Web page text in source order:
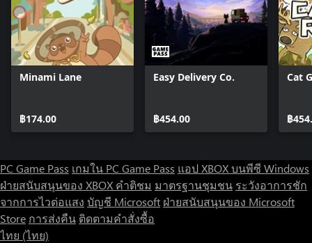
Minami Lane
฿174.00
Easy Delivery Co.
฿454.00
Cat
฿
PC Game Pass เกมใน PC Game Pass แอป XBOX บนพีซี Windows
ฝ่ายสนับสนุนของ XBOX คำติชม มาตรฐานชุมชน ระวังอาการชัก
จากการไวต่อแสง บัญชี Microsoft ฝ่ายสนับสนุนของ Microsoft
Store การส่งคืน ติดตามคำสั่งซื้อ
ไทย (ไทย)